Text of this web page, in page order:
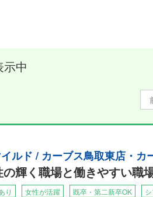
中
ルド / カーブス鳥取東店・
輝く職場と働きやすい職
り 女性が活躍 既卒・第二新卒OK